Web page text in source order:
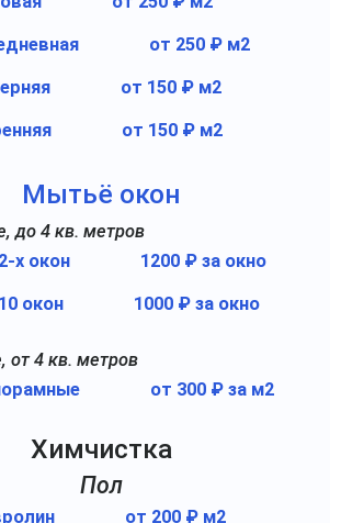
от 250 ₽ м2
от 150 ₽ м2
от 150 ₽ м2
Мытьё окон
до 4 кв. метров
х окон
1200 ₽ за окно
окон 1000 ₽ за окно
4 кв. метров
от 300 ₽ за м2
Химчистка
Пол
от 200 ₽ м2